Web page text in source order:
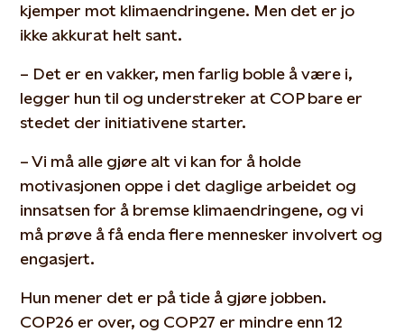
kjemper mot klimaendringene. Men det er jo
ikke akkurat helt sant.
– Det er en vakker, men farlig boble å være i,
legger hun til og understreker at COP bare er
stedet der initiativene starter.
– Vi må alle gjøre alt vi kan for å holde
motivasjonen oppe i det daglige arbeidet og
innsatsen for å bremse klimaendringene, og vi
må prøve å få enda flere mennesker involvert og
engasjert.
Hun mener det er på tide å gjøre jobben.
COP26 er over, og COP27 er mindre enn 12